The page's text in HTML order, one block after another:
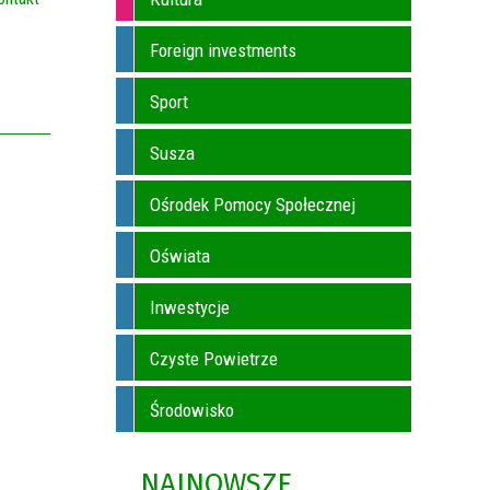
Foreign investments
Sport
Susza
Ośrodek Pomocy Społecznej
Oświata
Inwestycje
Czyste Powietrze
Środowisko